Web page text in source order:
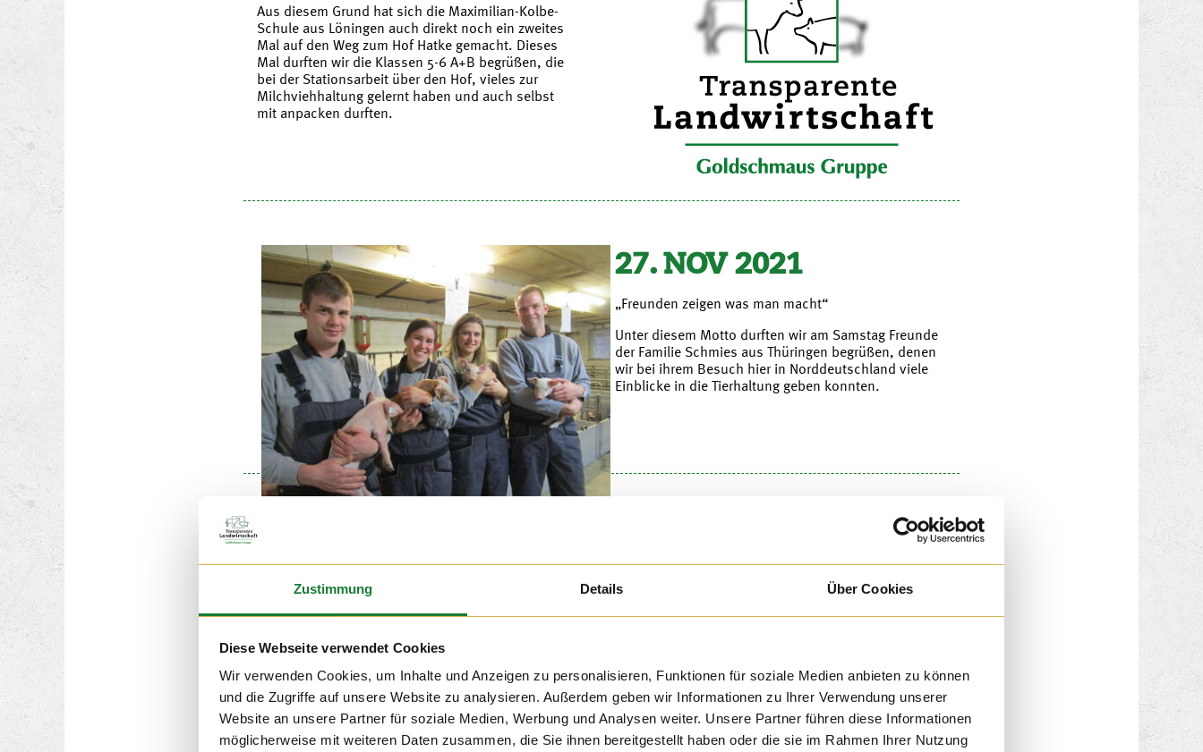
Zustimmung Details Über Cookies
Diese Webseite verwendet Cookies
Wir verwenden Cookies, um Inhalte und Anzeigen zu personalisieren, Funktionen für soziale Medien anbieten zu können
und die Zugriffe auf unsere Website zu analysieren. Außerdem geben wir Informationen zu Ihrer Verwendung unserer
Website an unsere Partner für soziale Medien, Werbung und Analysen weiter. Unsere Partner führen diese Informationen
möglicherweise mit weiteren Daten zusammen, die Sie ihnen bereitgestellt haben oder die sie im Rahmen Ihrer Nutzung
Aus diesem Grund hat sich die Maximilian-Kolbe-
Schule aus Löningen auch direkt noch ein zweites
Mal auf den Weg zum Hof Hatke gemacht. Dieses
Mal durften wir die Klassen 5-6 A+B begrüßen, die
bei der Stationsarbeit über den Hof, vieles zur
Milchviehhaltung gelernt haben und auch selbst
mit anpacken durften.
27. NOV 2021
„Freunden zeigen was man macht“
Unter diesem Motto durften wir am Samstag Freunde
der Familie Schmies aus Thüringen begrüßen, denen
wir bei ihrem Besuch hier in Norddeutschland viele
Einblicke in die Tierhaltung geben konnten.
24. NOV 2021
Klassen 4 und 5 der Maximilian-Kolbe-Schule aus
Löningen begrüßen. Für die Schülerinnen und
einer erlebnisreichen Stationsarbeit, bei der sie